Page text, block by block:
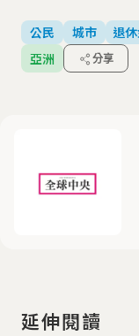
公民 城市 退
亞洲
分享
延伸閱讀